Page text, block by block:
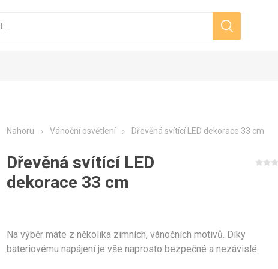
světelné řetězy LED světelné krápníky
světelné řetězy LED světelné krápníky
stromky Vánoční stojany
z ovčí vlny
Zdravotní ponožky
Dámské zdravotní ponožky
Nahoru Vánoční osvětlení Dřevěná svítící LED dekorace 33 cm
Dřevěná svítící LED
dekorace 33 cm
Na výběr máte z několika zimních, vánočních motivů. Díky
bateriovému napájení je vše naprosto bezpečné a nezávislé.